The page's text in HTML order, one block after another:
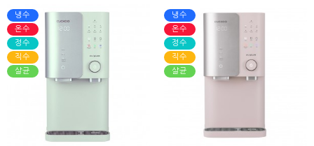
냉수
온수
정수
직수
살균
냉수
온수
정수
직수
살균